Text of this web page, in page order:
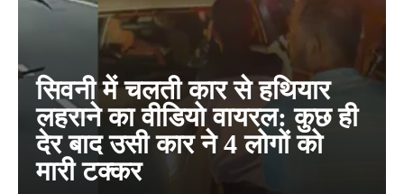
सिवनी में चलती कार से हथियार
लहराने का वीडियो वायरल: कुछ ही
देर बाद उसी कार ने 4 लोगों को
मारी टक्कर